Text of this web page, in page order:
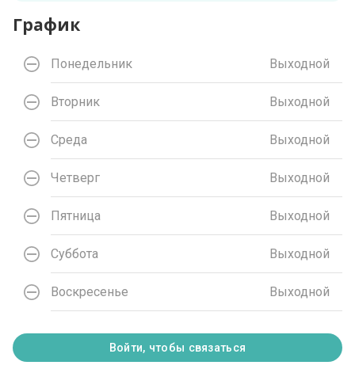
График
Понедельник Выходной
Вторник Выходной
Среда Выходной
Четверг Выходной
Пятница Выходной
Суббота Выходной
Воскресенье Выходной
Войти, чтобы связаться